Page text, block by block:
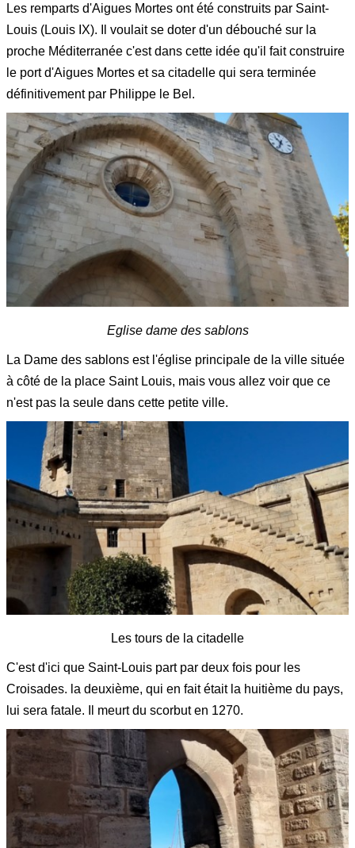
Les remparts d'Aigues Mortes ont été construits par Saint-
Louis (Louis IX). Il voulait se doter d'un débouché sur la
proche Méditerranée c'est dans cette idée qu'il fait construire
le port d'Aigues Mortes et sa citadelle qui sera terminée
définitivement par Philippe le Bel.
Eglise dame des sablons
La Dame des sablons est l'église principale de la ville située
à côté de la place Saint Louis, mais vous allez voir que ce
n'est pas la seule dans cette petite ville.
Les tours de la citadelle
C'est d'ici que Saint-Louis part par deux fois pour les
Croisades. la deuxième, qui en fait était la huitième du pays,
lui sera fatale. Il meurt du scorbut en 1270.